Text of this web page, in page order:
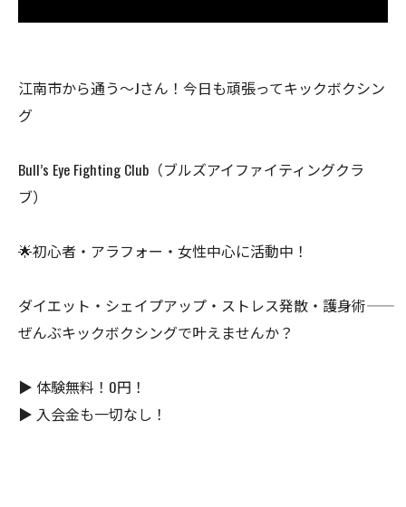
江南市から通う〜Jさん！今日も頑張ってキックボクシン
グ
Bull’s Eye Fighting Club（ブルズアイファイティングクラ
ブ）
🌟初心者・アラフォー・女性中心に活動中！
ダイエット・シェイプアップ・ストレス発散・護身術――
ぜんぶキックボクシングで叶えませんか？
▶ 体験無料！0円！
▶ 入会金も一切なし！